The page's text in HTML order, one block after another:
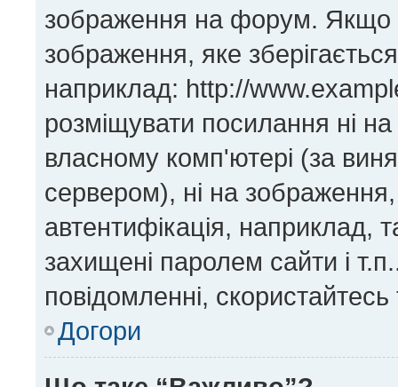
зображення на форум. Якщо
зображення, яке
наприклад: http://
розміщувати посилання ні
власному комп'ютері (за
сервером), ні на
автентифікація, наприклад,
захищені паролем сайти і
повідомленні,
Догори